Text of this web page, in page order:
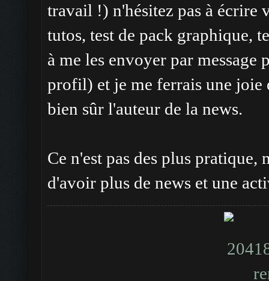
travail !) n'hésitez pas à écrire
tutos, test de pack graphique,
à me les envoyer par
profil) et je me ferrais une joie
bien sûr l'auteur de la news.
Ce n'est pas des plus pratique,
d'avoir plus de news et une